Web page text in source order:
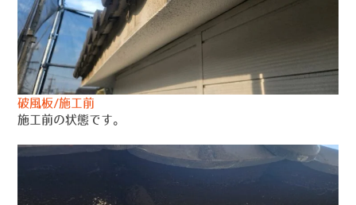
破風板/施工前
施工前の状態です。